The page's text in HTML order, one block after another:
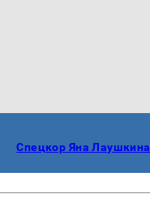
Спецкор Яна Лаушкина